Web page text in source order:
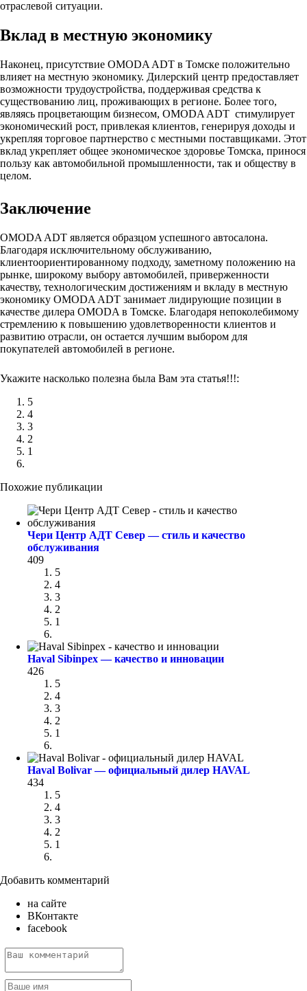
отраслевой ситуации.
Вклад в местную экономику
Наконец, присутствие OMODA ADT в Томске положительно
влияет на местную экономику. Дилерский центр предоставляет
возможности трудоустройства, поддерживая средства к
существованию лиц, проживающих в регионе. Более того,
являясь процветающим бизнесом, OMODA ADT стимулирует
экономический рост, привлекая клиентов, генерируя доходы и
укрепляя торговое партнерство с местными поставщиками. Этот
вклад укрепляет общее экономическое здоровье Томска, принося
пользу как автомобильной промышленности, так и обществу в
целом.
Заключение
OMODA ADT является образцом успешного автосалона.
Благодаря исключительному обслуживанию,
клиентоориентированному подходу, заметному положению на
рынке, широкому выбору автомобилей, приверженности
качеству, технологическим достижениям и вкладу в местную
экономику OMODA ADT занимает лидирующие позиции в
качестве дилера OMODA в Томске. Благодаря непоколебимому
стремлению к повышению удовлетворенности клиентов и
развитию отрасли, он остается лучшим выбором для
покупателей автомобилей в регионе.
Укажите насколько полезна была Вам эта статья!!!:
5
4
3
2
1
Похожие публикации
Чери Центр АДТ Север — стиль и качество
обслуживания
409
5
4
3
2
1
Haval Sibinpex — качество и инновации
426
5
4
3
2
1
Haval Bolivar — официальный дилер HAVAL
434
5
4
3
2
1
Добавить комментарий
на сайте
ВКонтакте
facebook